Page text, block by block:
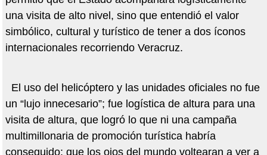
una visita de alto nivel, sino que entendió el valor
simbólico, cultural y turístico de tener a dos íconos
internacionales recorriendo Veracruz.
El uso del helicóptero y las unidades oficiales no fue
un “lujo innecesario”; fue logística de altura para una
visita de altura, que logró lo que ni una campaña
multimillonaria de promoción turística habría
conseguido: que los ojos del mundo voltearan a ver a